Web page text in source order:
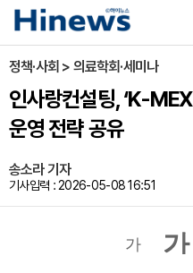
정책·사회 > 의료학회·세미나
인사랑컨설팅, ‘K-
운영 전략 공유
송소라 기자
기사입력 : 2026-05-08 16:51
가 가